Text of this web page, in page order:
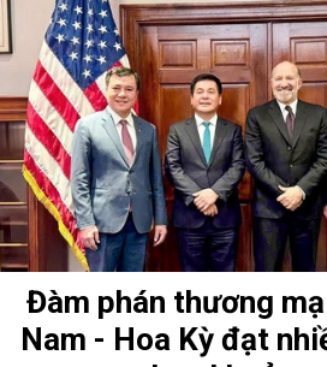
Đàm phán thương
Nam - Hoa Kỳ đạt